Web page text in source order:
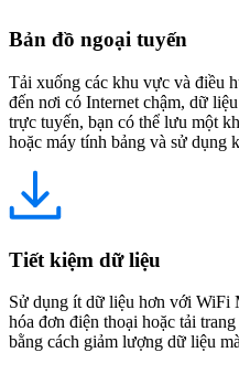
Bản đồ ngoại tuyến
Tải xuống các khu vực và điều
đến nơi có Internet chậm, dữ
trực tuyến, bạn có thể lưu một
hoặc máy tính bảng và sử dụng
Tiết kiệm dữ liệu
Sử dụng ít dữ liệu hơn với WiFi
hóa đơn điện thoại hoặc tải
bằng cách giảm lượng dữ liệu